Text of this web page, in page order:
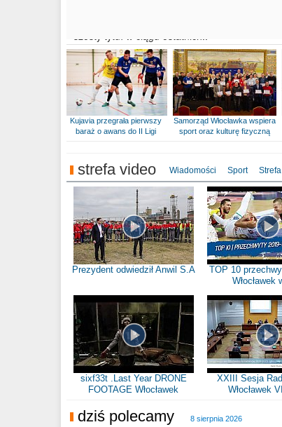
Kujavia przegrała pierwszy
baraż o awans do II Ligi
Samorząd Włocławka wspiera
sport oraz kulturę fizyczną
strefa video Wiadomości Sport
Prezydent odwiedził Anwil S.A
TOP 10
Włocławek
sixf33t .Last Year DRONE
FOOTAGE Włocławek
XXIII Sesja
Włocławek
dziś polecamy 8 sierpnia 2026